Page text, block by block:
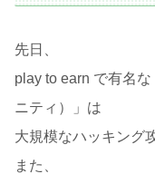
先日、
play to earn で有名
ニティ）」は
大規模なハッキング
また、